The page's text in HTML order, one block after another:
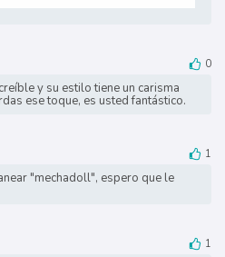
0
y su estilo tiene un carisma
ese toque, es usted fantástico.
1
"mechadoll", espero que le
1